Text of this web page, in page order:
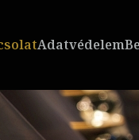
Adatvédelem